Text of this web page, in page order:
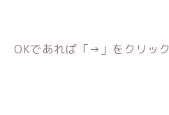
OKであれば「→」をクリック